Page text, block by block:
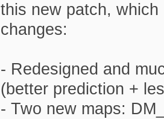
this new patch,
changes:
- Redesigned and
(better prediction +
- Two new maps: